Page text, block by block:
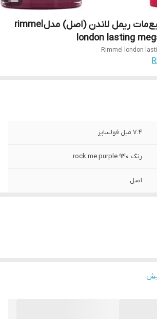
رژلب ۱۶ ساعته مایع مات ریمل لاندن (اصل) مدل rimmel
london lasting
Rimmel london
۷.۴ میل فولسایز
رنگ 940 rock me purple
اصل